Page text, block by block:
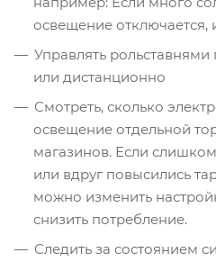
освещение отключается,
Управлять
или дистанционно
Смотреть, сколько
освещение отдельной
магазинов. Если
или вдруг повысились
можно изменить
снизить потребление.
Следить за состоянием